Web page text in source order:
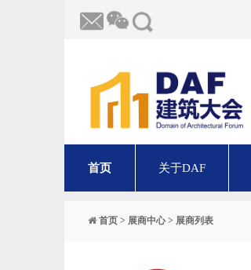
首页 关于DAF
首页 > 展商中心 > 展商列表